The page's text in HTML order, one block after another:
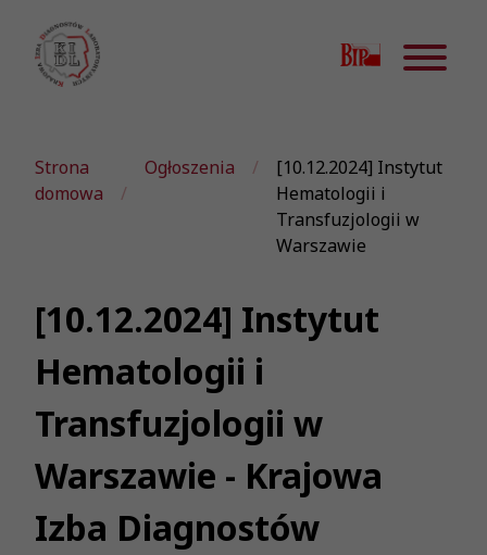
Strona
domowa
Ogłoszenia
[10.12.2024] Instytut
Hematologii i
Transfuzjologii w
Warszawie
[10.12.2024] Instytut
Hematologii i
Transfuzjologii w
Warszawie - Krajowa
Izba Diagnostów